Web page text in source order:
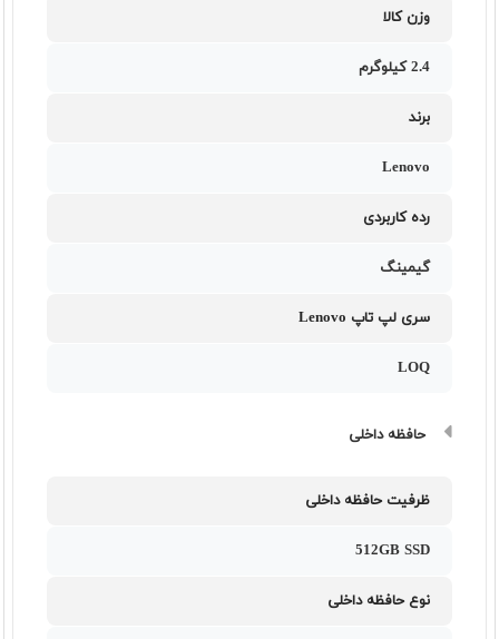
وزن کالا
2.4 کیلوگرم
برند
Lenovo
رده کاربردی
گیمینگ
سری لپ تاپ Lenovo
LOQ
حافظه داخلی
ظرفیت حافظه داخلی
512GB SSD
نوع حافظه داخلی